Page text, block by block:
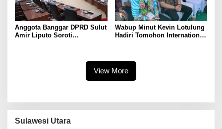
Anggota Banggar DPRD Sulut
Amir Liputo Soroti
Wabup Minut Kevin Lotulung
Hadiri Tomohon International
View More
Sulawesi Utara